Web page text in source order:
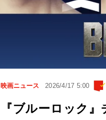
映画ニュース 2026/4/17 5:00
『ブルーロック